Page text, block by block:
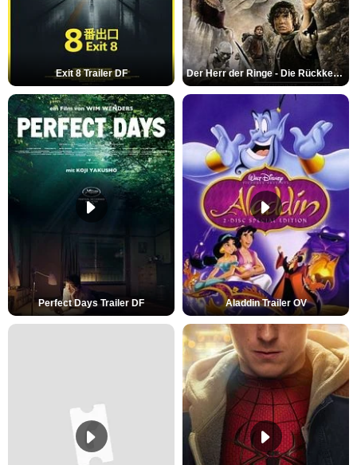
Exit 8 Trailer DF Der Herr der Ringe - Die Rückkehr des Königs Trailer OV
Perfect Days Trailer DF Aladdin Trailer OV